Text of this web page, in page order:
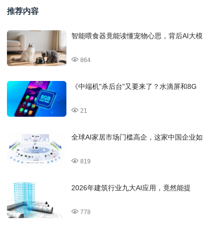
推荐内容
智能喂食器竟能读懂宠物心思，背后AI大模
864
《中端机"杀后台"又要来了？水滴屏和8G
21
全球AI家居市场门槛高企，这家中国企业如
819
2026年建筑行业九大AI应用，竟然能提
778